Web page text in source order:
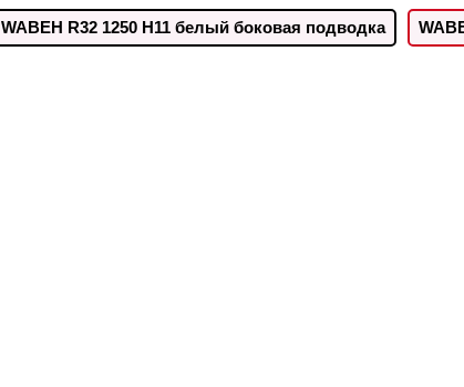
WABEH R32 1250 H11 белый боковая подводка